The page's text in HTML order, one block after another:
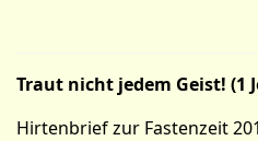
Traut nicht jedem Geist! (1
Hirtenbrief zur Fastenzeit